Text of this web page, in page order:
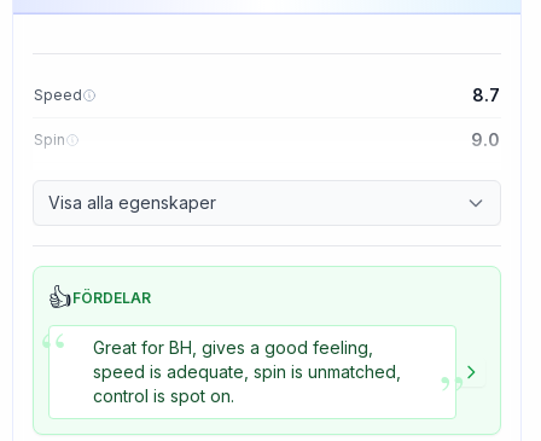
Speed 8.7
Spin 9.0
Control 9.1
Tackiness 3.3
Visa alla egenskaper
👍FÖRDELAR
“
Great for BH, gives a good feeling,
speed is adequate, spin is unmatched,
control is spot on.
”